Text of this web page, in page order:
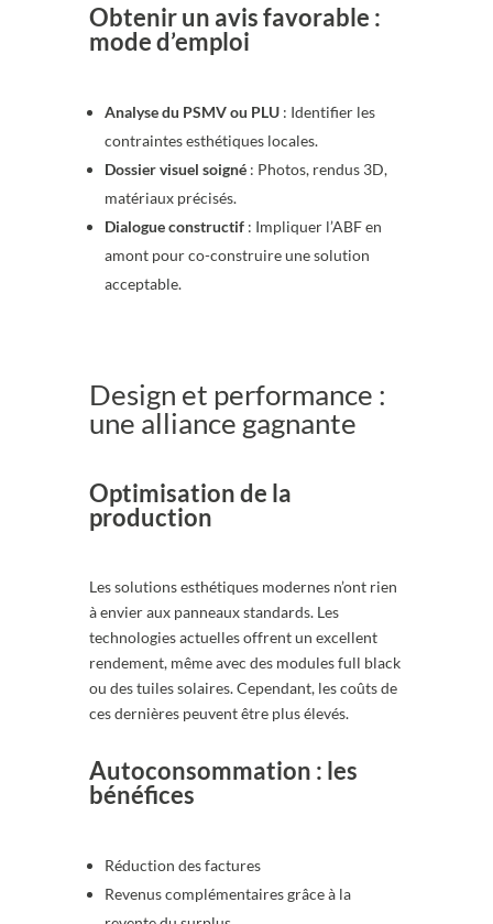
Obtenir un avis favorable :
mode d’emploi
Analyse du PSMV ou PLU: Identifier les
contraintes esthétiques locales.
Dossier visuel soigné: Photos, rendus 3D,
matériaux précisés.
Dialogue constructif: Impliquer l’ABF en
amont pour co-construire une solution
acceptable.
Design et performance :
une alliance gagnante
Optimisation de la
production
Les solutions esthétiques modernes n’ont rien
à envier aux panneaux standards. Les
technologies actuelles offrent un excellent
rendement, même avec des modules full black
ou des tuiles solaires. Cependant, les coûts de
ces dernières peuvent être plus élevés.
Autoconsommation : les
bénéfices
Réduction des factures
Revenus complémentaires grâce à la